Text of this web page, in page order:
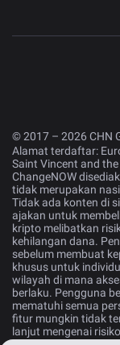
© 2017 – 2026 CHN
Alamat terdaftar:
Saint Vincent and
ChangeNOW
tidak merupakan
Tidak ada konten di
ajakan untuk
kripto melibatkan
kehilangan dana.
sebelum membuat
khusus untuk
wilayah di mana
berlaku. Pengguna
mematuhi semua
fitur mungkin tidak
lanjut mengenai